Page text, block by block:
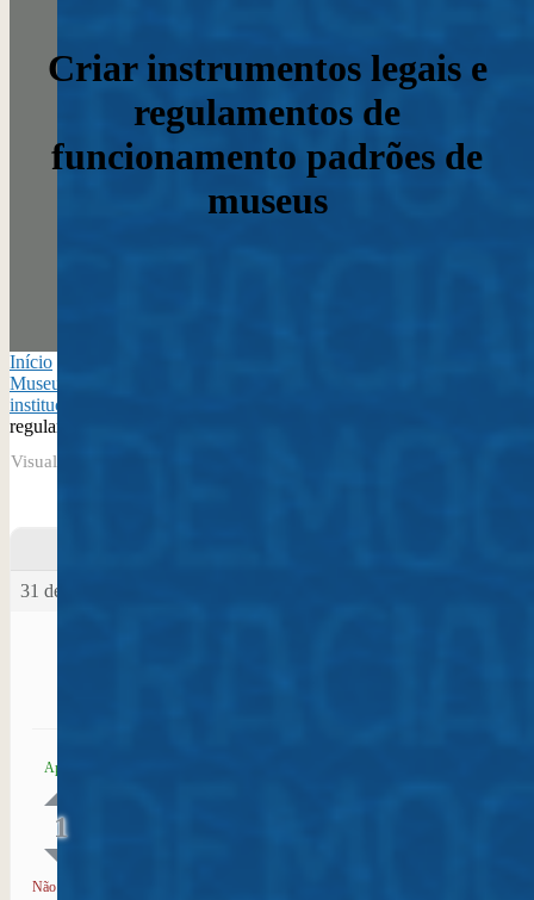
Criar instrumentos legais e
regulamentos de
funcionamento padrões de
museus
Início
Museus 2025/35
institucionalização do campo museal
regulamentos de funcionamento padrões de museus
Visualizando 0 resposta da discussão
31 de outubro de 2024 às 17:25
Apoio
1
Não apoio